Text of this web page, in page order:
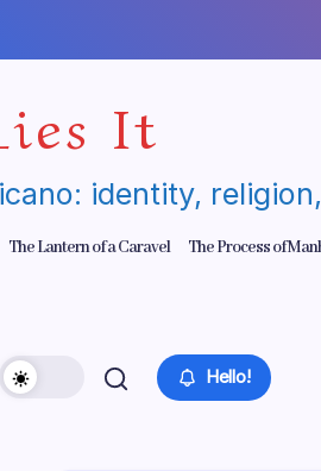
It
identity,
The Lantern of a Caravel The Process of
Hello!